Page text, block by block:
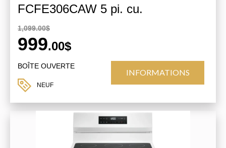
FCFE306CAW 5 pi. cu.
1,099.00$
999.00$
BOÎTE OUVERTE
NEUF
INFORMATIONS